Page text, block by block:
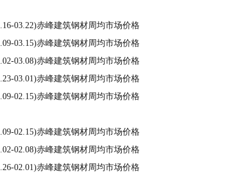
03.22)赤峰建筑钢材周均市场价格
03.15)赤峰建筑钢材周均市场价格
03.08)赤峰建筑钢材周均市场价格
03.01)赤峰建筑钢材周均市场价格
02.15)赤峰建筑钢材周均市场价格
02.15)赤峰建筑钢材周均市场价格
02.08)赤峰建筑钢材周均市场价格
02.01)赤峰建筑钢材周均市场价格